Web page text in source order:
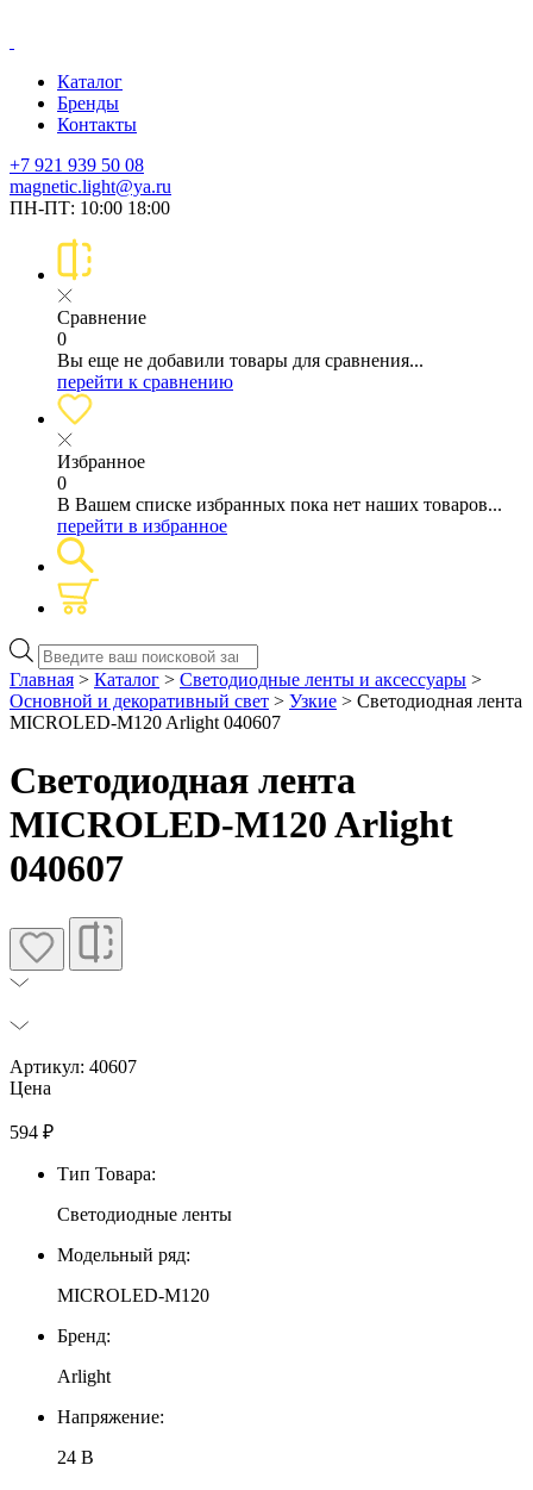
Каталог
Бренды
Контакты
+7 921 939 50 08
magnetic.light@ya.ru
ПН-ПТ: 10:00 18:00
Сравнение
0
Вы еще не добавили товары для сравнения...
перейти к сравнению
Избранное
0
В Вашем списке избранных пока нет наших товаров...
перейти в избранное
Поиск
товаров
Главная > Каталог > Светодиодные ленты и аксессуары >
Основной и декоративный свет > Узкие > Светодиодная лента
MICROLED-M120 Arlight 040607
Светодиодная лента
MICROLED-M120 Arlight
040607
Артикул: 40607
Цена
594 ₽
Тип Товара:
Светодиодные ленты
Модельный ряд:
MICROLED-M120
Бренд:
Arlight
Напряжение:
24 В